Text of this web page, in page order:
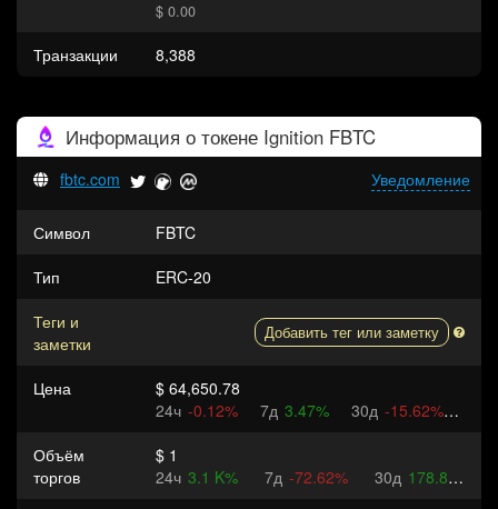
$ 0.00
Транзакции 8,388
Информация о токене Ignition FBTC
Уведомление
fbtc.com
Символ
FBTC
Тип
ERC-20
Теги и
заметки
Добавить тег или заметку
Цена
$ 64,650.78
24ч -0.12% 7д 3.47% 30д -15.62%
Объём
торгов
$ 1
24ч 3.1 K% 7д -72.62% 30д 178.88 K%